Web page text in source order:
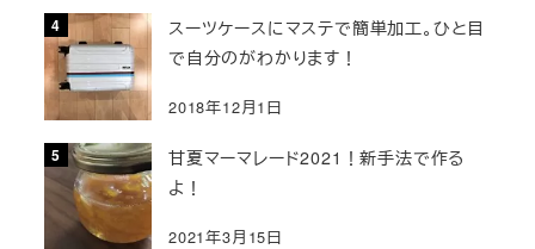
スーツケースにマステで簡単加工。ひと目
で自分のがわかります！
2018年12月1日
甘夏マーマレード2021！新手法で作る
よ！
2021年3月15日